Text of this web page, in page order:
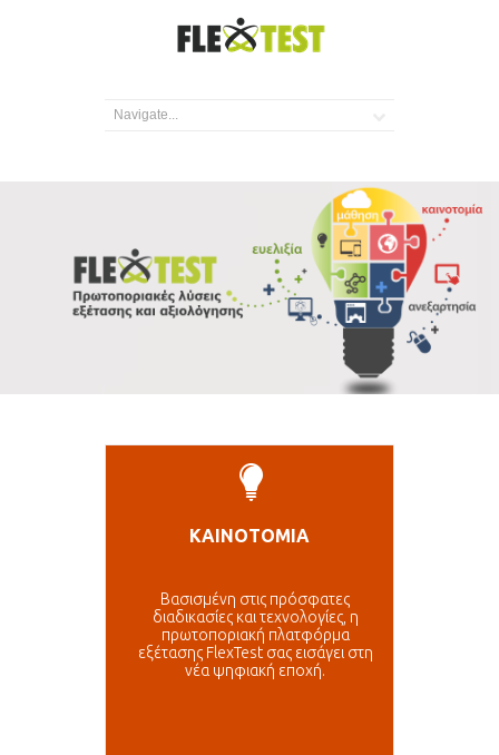
ΚΑΙΝΟΤΟΜΙΑ
Βασισμένη στις πρόσφατες
διαδικασίες και τεχνολογίες, η
πρωτοποριακή πλατφόρμα
εξέτασης FlexTest σας εισάγει στη
νέα ψηφιακή εποχή.